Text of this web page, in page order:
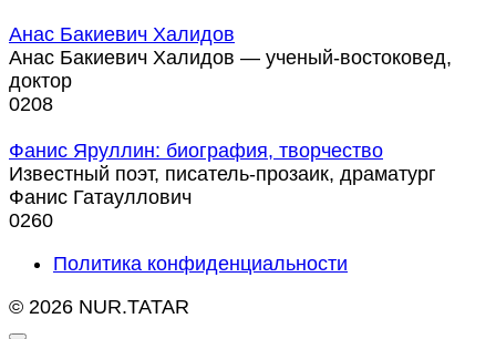
Анас Бакиевич Халидов
Анас Бакиевич Халидов — ученый-востоковед,
доктор
0208
Фанис Яруллин: биография, творчество
Известный поэт, писатель-прозаик, драматург
Фанис Гатауллович
0260
Политика конфиденциальности
© 2026 NUR.TATAR